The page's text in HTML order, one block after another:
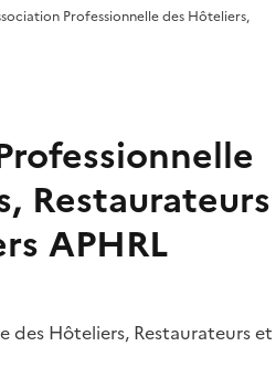
Professionnelle des Hôteliers,
Restaurateurs
APHRL
des Hôteliers, Restaurateurs et